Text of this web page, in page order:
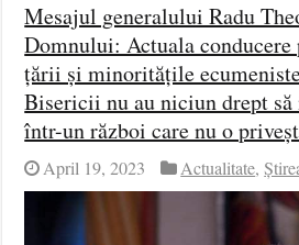
Mesajul generalului Radu
Domnului: Actuala
țării și minoritățile
Bisericii nu au niciun drept
într-un război care nu o
April 19, 2023 Actualitate,